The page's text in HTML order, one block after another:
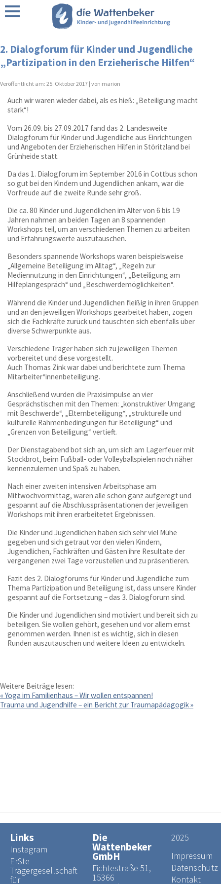
Förderer / Partner
Wattenbeker Leitbild
Regionen
Für Kinder
Für Eltern
Jugendamt
Allgemeine Downloads
Freiplatzmeldungen
Gewaltschutzkonzept
Freie Stellen
2. Dialogforum für Kinder und Jugendliche
„Partizipation in den Erzieherische Hilfen“
Veröffentlicht am: 25. Oktober 2017 | von marion
Auch wir waren wieder dabei, als es hieß: „Beteiligung macht
stark“!
Vom 26.09. bis 27.09.2017 fand das 2. Landesweite
Dialogforum für Kinder und Jugendliche aus Einrichtungen
und Angeboten der Erzieherischen Hilfen in Störitzland bei
Grünheide statt.
Da das 1. Dialogforum im September 2016 in Cottbus schon
so gut bei den Kindern und Jugendlichen ankam, war die
Vorfreude auf die zweite Runde sehr groß.
Die ca. 80 Kinder und Jugendlichen im Alter von 6 bis 19
Jahren nahmen an beiden Tagen an 8 spannenden
Workshops teil, um an verschiedenen Themen zu arbeiten
und Erfahrungswerte auszutauschen.
Besonders spannende Workshops waren beispielsweise
„Allgemeine Beteiligung im Alltag“, „Regeln zur
Mediennutzung in den Einrichtungen“, „Beteiligung am
Hilfeplangespräch“ und „Beschwerdemöglichkeiten“.
Während die Kinder und Jugendlichen fleißig in ihren Gruppen
und an den jeweiligen Workshops gearbeitet haben, zogen
sich die Fachkräfte zurück und tauschten sich ebenfalls über
diverse Schwerpunkte aus.
Verschiedene Träger haben sich zu jeweiligen Themen
vorbereitet und diese vorgestellt.
Auch Thomas Zink war dabei und berichtete zum Thema
Mitarbeiter*innenbeteiligung.
Anschließend wurden die Praxisimpulse an vier
Gesprächstischen mit den Themen: „konstruktiver Umgang
mit Beschwerde“, „Elternbeteiligung“, „strukturelle und
kulturelle Rahmenbedingungen für Beteiligung“ und
„Grenzen von Beteiligung“ vertieft.
Der Dienstagabend bot sich an, um sich am Lagerfeuer mit
Stockbrot, beim Fußball- oder Volleyballspielen noch näher
kennenzulernen und Spaß zu haben.
Nach einer zweiten intensiven Arbeitsphase am
Mittwochvormittag, waren alle schon ganz aufgeregt und
gespannt auf die Abschlusspräsentationen der jeweiligen
Workshops mit ihren erarbeitetet Ergebnissen.
Die Kinder und Jugendlichen haben sich sehr viel Mühe
gegeben und sich getraut vor den vielen Kindern,
Jugendlichen, Fachkräften und Gästen ihre Resultate der
vergangenen zwei Tage vorzustellen und zu präsentieren.
Fazit des 2. Dialogforums für Kinder und Jugendliche zum
Thema Partizipation und Beteiligung ist, dass unsere Kinder
gespannt auf die Fortsetzung – das 3. Dialogforum sind.
Die Kinder und Jugendlichen sind motiviert und bereit sich zu
beteiligen. Sie wollen gehört, gesehen und vor allem ernst
genommen werden. Ihnen ist es wichtig, sich in diesen
Runden auszutauschen und weitere Ideen zu entwickeln.
Weitere Beiträge lesen:
« Yoga im Familienhaus – Wir wollen entspannen!
Trauma und Jugendhilfe – ein Bericht zur Traumapädagogik»
Links
Instagram
ErSte
Trägergesellschaft
für
Die
Wattenbeker
GmbH
Fichtestraße 51,
15366
2025
Impressum
Datenschutz
Kontakt